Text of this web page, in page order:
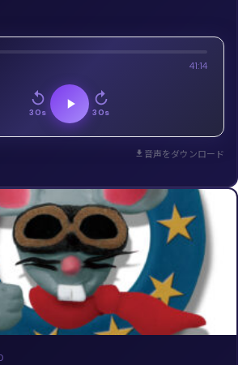
41:14
30s 30s
音声をダウンロード